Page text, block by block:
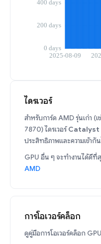
ไดรเวอร์
สำหรับการ์ด AMD รุ่นเก่า
7870) ไดรเวอร์Catalyst
ประสิทธิภาพและความเข้ากั
GPU อื่น ๆ จะทำงานได้ดีที่สุ
AMD
การโอเวอร์คล็อก
ดูคู่มือการโอเวอร์คล็อก